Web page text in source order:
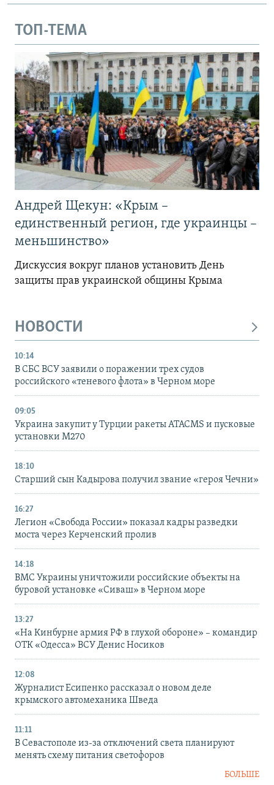
ТОП-ТЕМА
Андрей Щекун: «Крым –
единственный регион, где украинцы –
меньшинство»
Дискуссия вокруг планов установить День
защиты прав украинской общины Крыма
НОВОСТИ
10:14
В СБС ВСУ заявили о поражении трех судов
российского «теневого флота» в Черном море
09:05
Украина закупит у Турции ракеты ATACMS и пусковые
установки M270
18:10
Старший сын Кадырова получил звание «героя Чечни»
16:27
Легион «Свобода России» показал кадры разведки
моста через Керченский пролив
14:18
ВМС Украины уничтожили российские объекты на
буровой установке «Сиваш» в Черном море
13:27
«На Кинбурне армия РФ в глухой обороне» – командир
ОТК «Одесса» ВСУ Денис Носиков
12:08
Журналист Есипенко рассказал о новом деле
крымского автомеханика Шведа
11:11
В Севастополе из-за отключений света планируют
менять схему питания светофоров
БОЛЬШЕ